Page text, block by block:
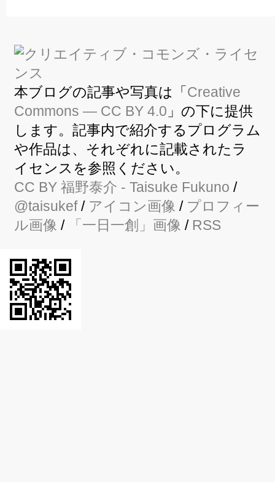
本ブログの記事や写真は「 Creative
Commons — CC BY 4.0 」の下に提供
します。記事内で紹介するプログラム
や作品は、それぞれに記載されたラ
イセンスを参照ください。
CC BY 福野泰介 - Taisuke Fukuno /
@taisukef/ アイコン画像 / プロフィー
ル画像 / 「一日一創」画像 / RSS